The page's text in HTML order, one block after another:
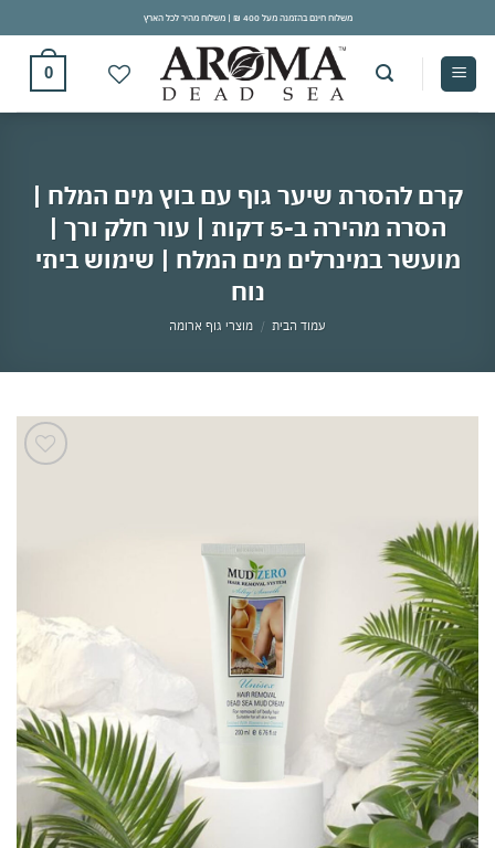
to
content
משלוח חינם בהזמנה מעל 400 ₪ | משלוח מהיר לכל הארץ
0
קרם להסרת שיער גוף עם בוץ מים המלח |
הסרה מהירה ב-5 דקות | עור חלק ורך |
מועשר במינרלים מים המלח | שימוש ביתי
נוח
עמוד הבית / מוצרי גוף ארומה